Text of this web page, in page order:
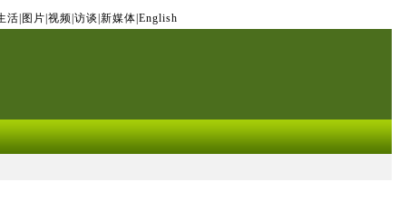
活 图片 视频 访谈 新媒体 English